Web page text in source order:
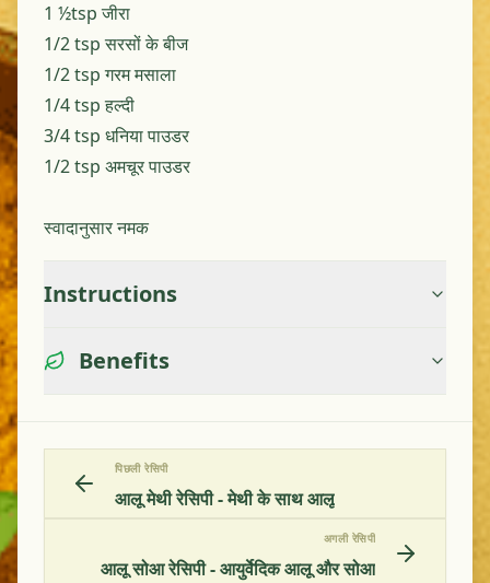
1 ½tsp जीरा
1/2 tsp सरसों के बीज
1/2 tsp गरम मसाला
1/4 tsp हल्दी
3/4 tsp धनिया पाउडर
1/2 tsp अमचूर पाउडर
स्वादानुसार नमक
Instructions
Benefits
पिछली रेसिपी
आलू मेथी रेसिपी - मेथी के साथ आलू
अगली रेसिपी
आलू सोआ रेसिपी - आयुर्वेदिक आलू और सोआ